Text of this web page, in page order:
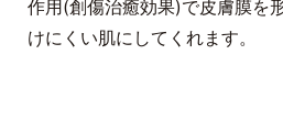
作用(創傷治癒効果)で皮膚膜を
けにくい肌にしてくれます。